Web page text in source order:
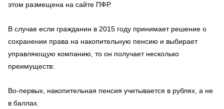
этом размещена на сайте ПФР.
В случае если гражданин в 2015 году принимает решение о
сохранении права на накопительную пенсию и выбирает
управляющую компанию, то он получает несколько
преимуществ:
Во-первых, накопительная пенсия учитывается в рублях, а не
в баллах.